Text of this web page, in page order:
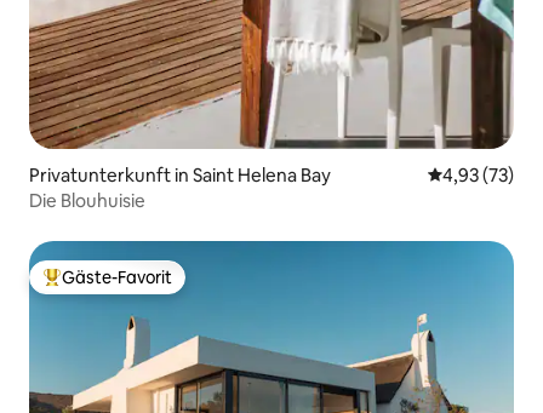
Privatunterkunft in Saint Helena Bay
4,93 (73)
Die Blouhuisie
Beliebter Gäste-Favorit.
Gäste-Favorit